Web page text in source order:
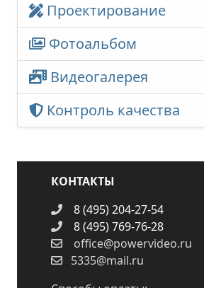
Проектирование
Фотоальбом
Видеогалерея
Контроль качества
КОНТАКТЫ
8 (495) 204-27-54
8 (495) 769-76-28
office@powervideo.ru
5335@mail.ru